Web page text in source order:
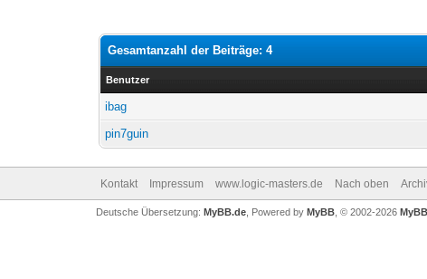
Gesamtanzahl der Beiträge: 4
Benutzer
ibag
pin7guin
Kontakt Impressum www.logic-masters.de Nach oben
Deutsche Übersetzung: MyBB.de, Powered by MyBB, © 2002-2026